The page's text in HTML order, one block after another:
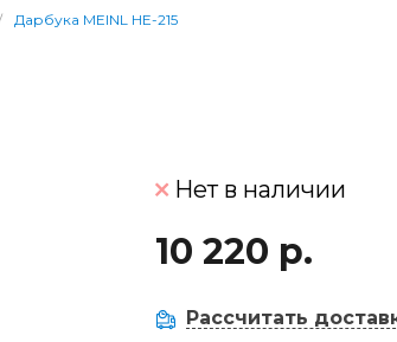
Дарбука MEINL HE-215
Нет в наличии
10 220 р.
Рассчитать